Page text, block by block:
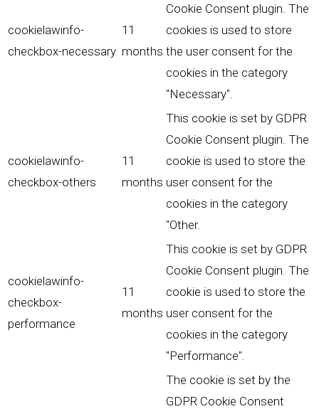
cookielawinfo-
checkbox-necessary
11
months
Cookie Consent plugin. The
cookies is used to store
the user consent for the
cookies in the category
"Necessary".
cookielawinfo-
checkbox-others
11
months
This cookie is set by GDPR
Cookie Consent plugin. The
cookie is used to store the
user consent for the
cookies in the category
"Other.
cookielawinfo-
checkbox-
performance
11
months
This cookie is set by GDPR
Cookie Consent plugin. The
cookie is used to store the
user consent for the
cookies in the category
"Performance".
The cookie is set by the
GDPR Cookie Consent